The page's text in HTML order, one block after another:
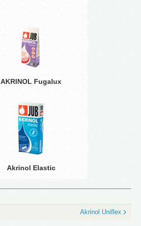
AKRINOL Fugalux
Akrinol Elastic
Akrinol Uniflex